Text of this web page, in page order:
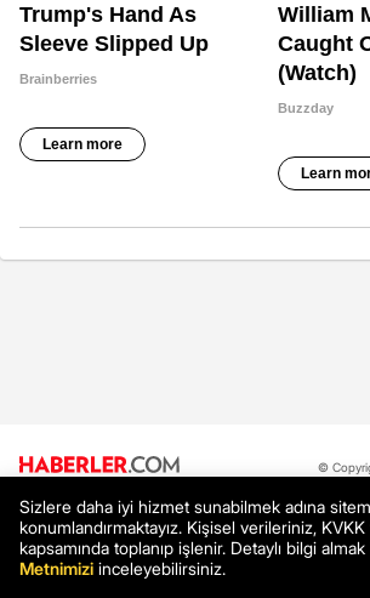
©
Hakkımızda Reklam İletişim Künye
Sizlere daha iyi hizmet sunabilmek adına
konumlandırmaktayız. Kişisel verileriniz,
kapsamında toplanıp işlenir. Detaylı bilgi almak
Metnimizi inceleyebilirsiniz.